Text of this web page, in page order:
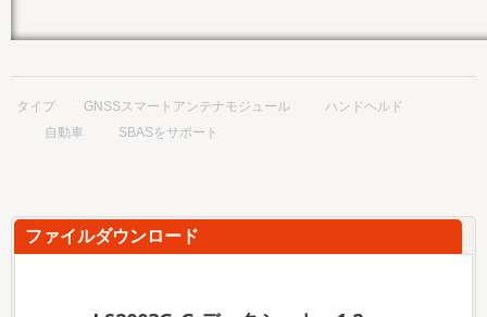
タイプ GNSSスマートアンテナモジュール
ハンドヘルド
自動車
SBASをサポート
ファイルダウンロード